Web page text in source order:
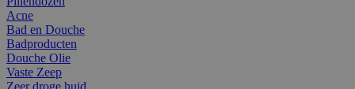
Acne
Bad en Douche
Badproducten
Douche Olie
Vaste Zeep
Zeer droge huid